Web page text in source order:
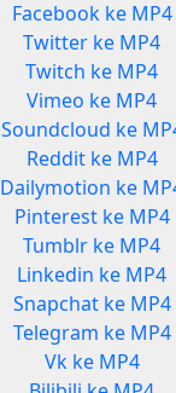
Facebook ke MP4
Twitter ke MP4
Twitch ke MP4
Vimeo ke MP4
Soundcloud ke
Reddit ke MP4
Dailymotion ke
Pinterest ke MP4
Tumblr ke MP4
Linkedin ke MP4
Snapchat ke MP4
Telegram ke MP4
Vk ke MP4